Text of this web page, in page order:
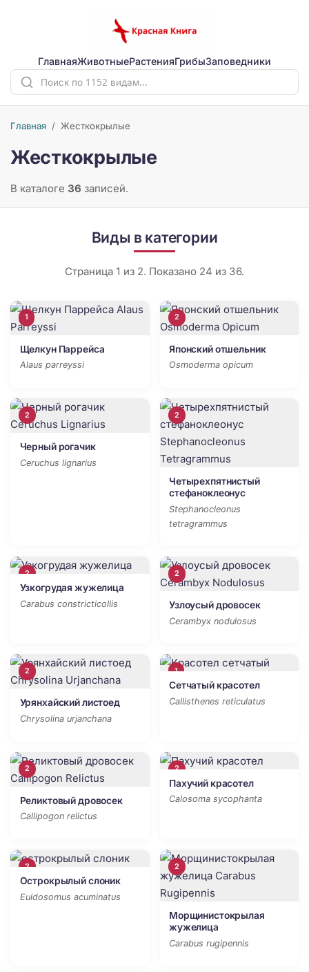
ГлавнаяЖивотныеРастенияГрибыЗаповедники
Главная / Жесткокрылые
Жесткокрылые
В каталоге 36 записей.
Виды в категории
Страница 1 из 2. Показано 24 из 36.
1
Щелкун Паррейса
Alaus parreyssi
2
Японский отшельник
Osmoderma opicum
2
Черный рогачик
Ceruchus lignarius
2
Четырехпятнистый
стефаноклеонус
Stephanocleonus
tetragrammus
2
Узкогрудая жужелица
Carabus constricticollis
2
Узлоусый дровосек
Cerambyx nodulosus
2
Урянхайский листоед
Chrysolina urjanchana
1
Сетчатый красотел
Callisthenes reticulatus
2
Реликтовый дровосек
Callipogon relictus
2
Пахучий красотел
Calosoma sycophanta
2
Острокрылый слоник
Euidosomus acuminatus
2
Морщинистокрылая
жужелица
Carabus rugipennis